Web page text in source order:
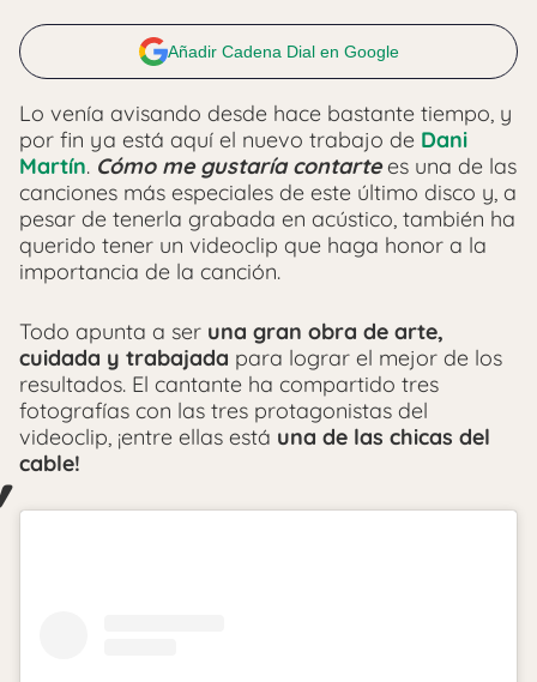
Añadir Cadena Dial en Google
Lo venía avisando desde hace bastante tiempo, y
por fin ya está aquí el nuevo trabajo de Dani
Martín. Cómo me gustaría contartees una de las
canciones más especiales de este último disco y, a
pesar de tenerla grabada en acústico, también ha
querido tener un videoclip que haga honor a la
importancia de la canción.
Todo apunta a ser una gran obra de arte,
cuidada y trabajada para lograr el mejor de los
resultados. El cantante ha compartido tres
fotografías con las tres protagonistas del
videoclip, ¡entre ellas está una de las chicas del
cable!